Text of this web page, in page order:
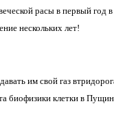
расы в первый год в
нескольких лет!
им свой газ
биофизики клетки в